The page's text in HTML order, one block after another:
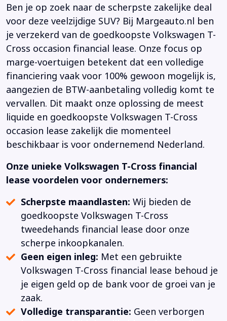
Ben je op zoek naar de scherpste zakelijke deal
voor deze veelzijdige SUV? Bij Margeauto.nl ben
je verzekerd van de goedkoopste Volkswagen T-
Cross occasion financial lease. Onze focus op
marge-voertuigen betekent dat een volledige
financiering vaak voor 100% gewoon mogelijk is,
aangezien de BTW-aanbetaling volledig komt te
vervallen. Dit maakt onze oplossing de meest
liquide en goedkoopste Volkswagen T-Cross
occasion lease zakelijk die momenteel
beschikbaar is voor ondernemend Nederland.
Onze unieke Volkswagen T-Cross financial
lease voordelen voor ondernemers:
Scherpste maandlasten: Wij bieden de
goedkoopste Volkswagen T-Cross
tweedehands financial lease door onze
scherpe inkoopkanalen.
Geen eigen inleg: Met een gebruikte
Volkswagen T-Cross financial lease behoud je
je eigen geld op de bank voor de groei van je
zaak.
Volledige transparantie: Geen verborgen